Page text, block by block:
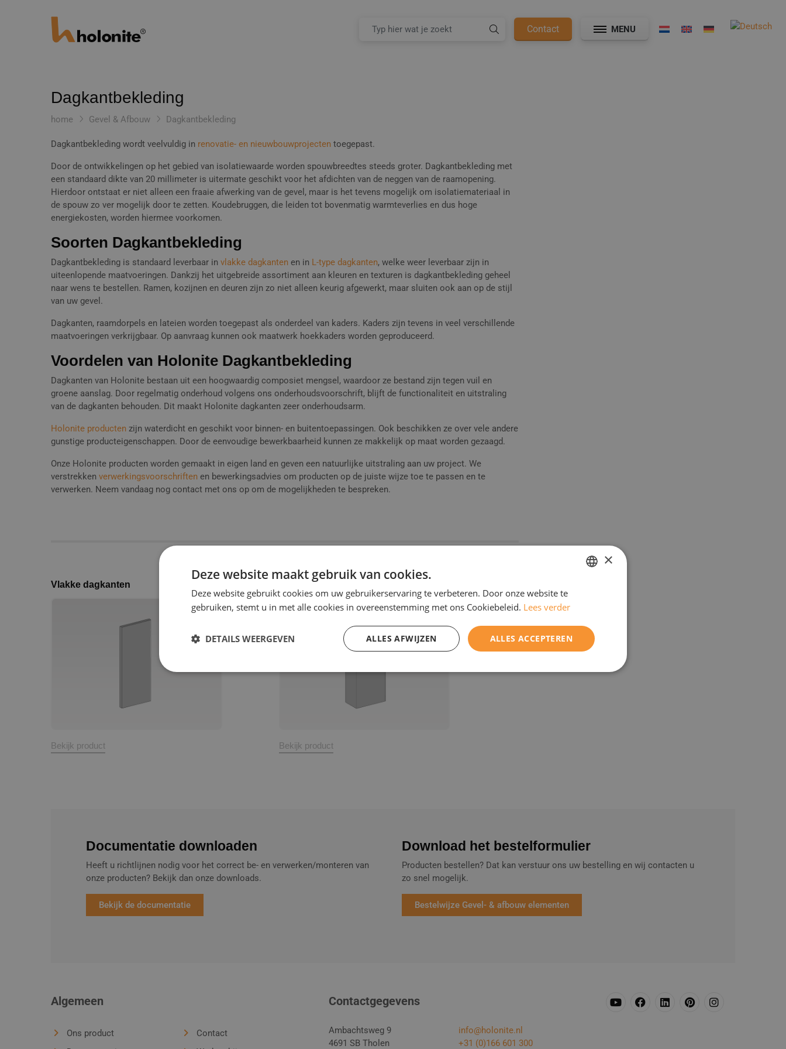
Contact MENU
Ons product
Kleuren en texturen
Een duurzaam product
Werkwijze
Bestelwijze
Buitendeurdorpels
Dagkantbekleding
Dorpels
Lateibekleding
Muurafdekkers
Penantafdekkingen
Spekbanden
Spuwers
Vensterbanken
Premax® laagreliëfdorpels
Trimax laagreliëfdorpels
Trimax Hybride
Dagkantbekleding
home Gevel & Afbouw Dagkantbekleding
Dagkantbekleding wordt veelvuldig in renovatie- en nieuwbouwprojecten toegepast.
Door de ontwikkelingen op het gebied van isolatiewaarde worden spouwbreedtes steeds groter. Dagkantbekleding met
een standaard dikte van 20 millimeter is uitermate geschikt voor het afdichten van de neggen van de raamopening.
Hierdoor ontstaat er niet alleen een fraaie afwerking van de gevel, maar is het tevens mogelijk om isolatiemateriaal in
de spouw zo ver mogelijk door te zetten. Koudebruggen, die leiden tot bovenmatig warmteverlies en dus hoge
energiekosten, worden hiermee voorkomen.
Soorten Dagkantbekleding
Dagkantbekleding is standaard leverbaar in vlakke dagkanten en in L-type dagkanten, welke weer leverbaar zijn in
uiteenlopende maatvoeringen. Dankzij het uitgebreide assortiment aan kleuren en texturen is dagkantbekleding geheel
naar wens te bestellen. Ramen, kozijnen en deuren zijn zo niet alleen keurig afgewerkt, maar sluiten ook aan op de stijl
van uw gevel.
Dagkanten, raamdorpels en lateien worden toegepast als onderdeel van kaders. Kaders zijn tevens in veel verschillende
maatvoeringen verkrijgbaar. Op aanvraag kunnen ook maatwerk hoekkaders worden geproduceerd.
Voordelen van Holonite Dagkantbekleding
Dagkanten van Holonite bestaan uit een hoogwaardig composiet mengsel, waardoor ze bestand zijn tegen vuil en
groene aanslag. Door regelmatig onderhoud volgens ons onderhoudsvoorschrift, blijft de functionaliteit en uitstraling
van de dagkanten behouden. Dit maakt Holonite dagkanten zeer onderhoudsarm.
Holonite producten zijn waterdicht en geschikt voor binnen- en buitentoepassingen. Ook beschikken ze over vele andere
gunstige producteigenschappen. Door de eenvoudige bewerkbaarheid kunnen ze makkelijk op maat worden gezaagd.
Onze Holonite producten worden gemaakt in eigen land en geven een natuurlijke uitstraling aan uw project. We
verstrekken verwerkingsvoorschriften en bewerkingsadvies om producten op de juiste wijze toe te passen en te
verwerken. Neem vandaag nog contact met ons op om de mogelijkheden te bespreken.
Vlakke dagkanten
Bekijk product
L-type dagkanten
Bekijk product
Documentatie downloaden
Heeft u richtlijnen nodig voor het correct be- en verwerken/monteren van
onze producten? Bekijk dan onze downloads.
Bekijk de documentatie
Download het bestelformulier
Producten bestellen? Dat kan verstuur ons uw bestelling en wij contacten u
zo snel mogelijk.
Bestelwijze Gevel- & afbouw elementen
Algemeen
Ons product
Contact
Contactgegevens
Ambachtsweg 9
4691 SB Tholen
info@holonite.nl
+31 (0)166 601 300
×
Deze website maakt gebruik van cookies.
Deze website gebruikt cookies om uw gebruikerservaring te verbeteren. Door onze website te
gebruiken, stemt u in met alle cookies in overeenstemming met ons Cookiebeleid. Lees verder
ALLES ACCEPTEREN
ALLES AFWIJZEN
DETAILS WEERGEVEN